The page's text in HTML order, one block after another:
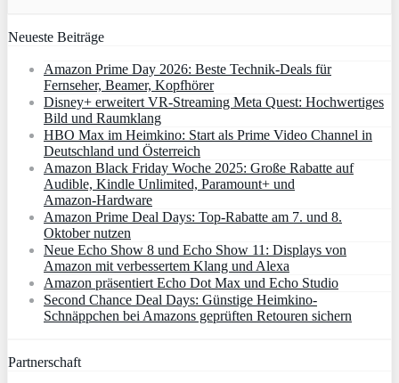
Neueste Beiträge
Amazon Prime Day 2026: Beste Technik-Deals für
Fernseher, Beamer, Kopfhörer
Disney+ erweitert VR‑Streaming Meta Quest: Hochwertiges
Bild und Raumklang
HBO Max im Heimkino: Start als Prime Video Channel in
Deutschland und Österreich
Amazon Black Friday Woche 2025: Große Rabatte auf
Audible, Kindle Unlimited, Paramount+ und
Amazon‑Hardware
Amazon Prime Deal Days: Top-Rabatte am 7. und 8.
Oktober nutzen
Neue Echo Show 8 und Echo Show 11: Displays von
Amazon mit verbessertem Klang und Alexa
Amazon präsentiert Echo Dot Max und Echo Studio
Second Chance Deal Days: Günstige Heimkino-
Schnäppchen bei Amazons geprüften Retouren sichern
Partnerschaft